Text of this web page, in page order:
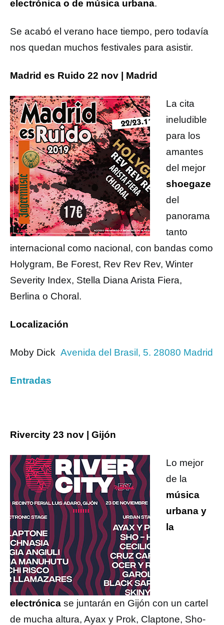
electrónica o de música urbana.
Se acabó el verano hace tiempo, pero todavía
nos quedan muchos festivales para asistir.
Madrid es Ruido 22 nov | Madrid
La cita
ineludible
para los
amantes
del mejor
shoegaze
del
panorama
tanto
internacional como nacional, con bandas como
Holygram, Be Forest, Rev Rev Rev, Winter
Severity Index, Stella Diana Arista Fiera,
Berlina o Choral.
Localización
Moby Dick Avenida del Brasil, 5. 28080 Madrid
Entradas
Rivercity 23 nov | Gijón
Lo mejor
de la
música
urbana y
la
electrónica se juntarán en Gijón con un cartel
de mucha altura, Ayax y Prok, Claptone, Sho-